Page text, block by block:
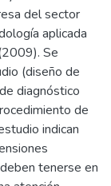
del sector
aplicada
Se
(diseño de
diagnóstico
de
indican
tenerse en